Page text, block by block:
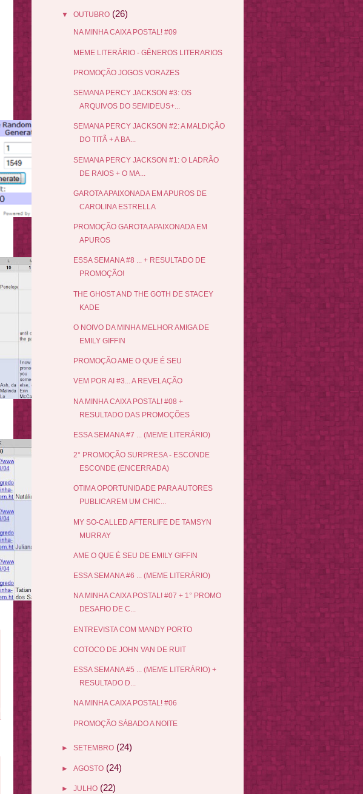
▼ OUTUBRO (26)
NA MINHA CAIXA POSTAL! #09
MEME LITERÁRIO - GÊNEROS LITERARIOS
PROMOÇÃO JOGOS VORAZES
SEMANA PERCY JACKSON #3: OS
ARQUIVOS DO SEMIDEUS+...
SEMANA PERCY JACKSON #2: A MALDIÇÃO
DO TITÃ + A BA...
SEMANA PERCY JACKSON #1: O LADRÃO
DE RAIOS + O MA...
GAROTA APAIXONADA EM APUROS DE
CAROLINA ESTRELLA
PROMOÇÃO GAROTA APAIXONADA EM
APUROS
ESSA SEMANA #8 ... + RESULTADO DE
PROMOÇÃO!
THE GHOST AND THE GOTH DE STACEY
KADE
O NOIVO DA MINHA MELHOR AMIGA DE
EMILY GIFFIN
PROMOÇÃO AME O QUE É SEU
VEM POR AI #3... A REVELAÇÃO
NA MINHA CAIXA POSTAL! #08 +
RESULTADO DAS PROMOÇÕES
ESSA SEMANA #7 ... (MEME LITERÁRIO)
2° PROMOÇÃO SURPRESA - ESCONDE
ESCONDE (ENCERRADA)
OTIMA OPORTUNIDADE PARA AUTORES
PUBLICAREM UM CHIC...
MY SO-CALLED AFTERLIFE DE TAMSYN
MURRAY
AME O QUE É SEU DE EMILY GIFFIN
ESSA SEMANA #6 ... (MEME LITERÁRIO)
NA MINHA CAIXA POSTAL! #07 + 1° PROMO
DESAFIO DE C...
ENTREVISTA COM MANDY PORTO
COTOCO DE JOHN VAN DE RUIT
ESSA SEMANA #5 ... (MEME LITERÁRIO) +
RESULTADO D...
NA MINHA CAIXA POSTAL! #06
PROMOÇÃO SÁBADO A NOITE
► SETEMBRO (24)
► AGOSTO (24)
► JULHO (22)